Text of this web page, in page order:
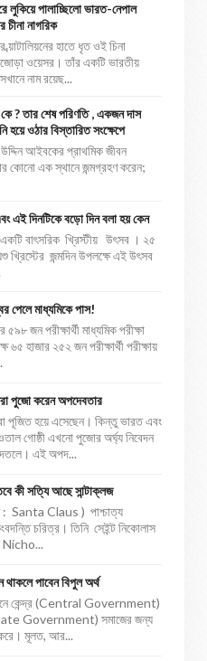
লুকিয়ে পালাচ্ছিলো ভারত-নেপাল
চীনা নাগরিক
হাতে ধৃত ওই চিনা
ওয়েসর। তাঁর একটি ভারতীয়
নাম রয়েছ...
? তার শেষ পরিণতি , একজন দাস
হয়ে ওঠার বিস্তারিত সংক্ষেপে
প্রাথমিক জীবন
কোনো এক স্থানে জন্মগ্রহণ করেন;
এই দিনটিকে বড়ো দিন বলা হয় কেন
একটি বাৎসরিক খ্রিস্টীয় উৎসব । ২৫
খ্রিস্টের জন্মদিন উপলক্ষে এই উৎসব
পেলে মাধ্যমিকে পাস!
জন পরীক্ষার্থী মাধ্যমিক পরীক্ষা
৬৫ হাজার ২৫২ জন পরীক্ষার্থী পরীক্ষায়
পুজো করেন অপদেবতার
পূজিত হয়ে এসেছেন। কিন্তু ভারত এবং
গোষ্ঠী এখনো পুজোর অর্ঘ্য নিবেদন
এই অপদ...
কী সত্যি আছে সান্টাক্লজ
: Santa Claus ) পাশ্চাত্য
চরিত্র। তিনি সেইন্ট নিকোলাস
Nicho...
থাকলে পাবেন বিপুল অর্থ
কেন্দ্র (Central Government)
Government) সমাজের জন্য
করে। মূলত, আর...